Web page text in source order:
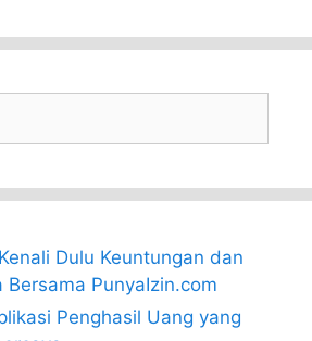
Dulu Keuntungan dan
Bersama PunyaIzin.com
Penghasil Uang yang